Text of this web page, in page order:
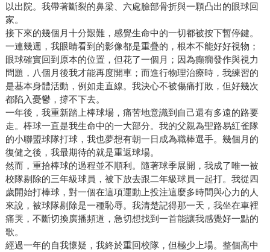
以出院。我帶著斷裂的鼻梁、六處臉部骨折與一顆凸出的眼球回
家。
接下來的幾個月十分艱難，感覺生命中的一切都被按下暫停鍵。
一連幾週，我眼睛看到的影像都是重疊的，根本不能好好視物；
眼球確實回到原本的位置，但花了一個月；因為癲癇發作與視力
問題，八個月後我才能再度開車；而進行物理治療時，我練習的
是基本身體活動，例如走直線。我決心不被傷痛打敗，但好幾次
都陷入憂鬱，撐不下去。
一年後，我重新踏上棒球場，痛苦地意識到自己還有多遠的路要
走。棒球一直是我生命中的一大部分。我的父親為聖路易紅雀隊
的小聯盟球隊打球，我也夢想有朝一日成為職棒選手。幾個月的
復健之後，我最期待的就是重返球場。
然而，重拾棒球的過程並不順利。隨著球季展開，我成了唯一被
校隊剔除的三年級球員，被下放去跟二年級球員一起打。我從四
歲開始打棒球，對一個在這項運動上投注這麼多時間與心力的人
來說，被球隊剔除是一種恥辱。我清楚記得那一天，我坐在車裡
痛哭，不斷切換廣播頻道，急切想找到一首能讓我感覺好一點的
歌。
經過一年的自我懷疑，我終於重回校隊，但極少上場。整個高中